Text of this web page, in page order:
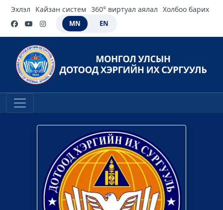
Эхлэл Кайзан систем 360° виртуал аялал Холбоо барих
MN EN